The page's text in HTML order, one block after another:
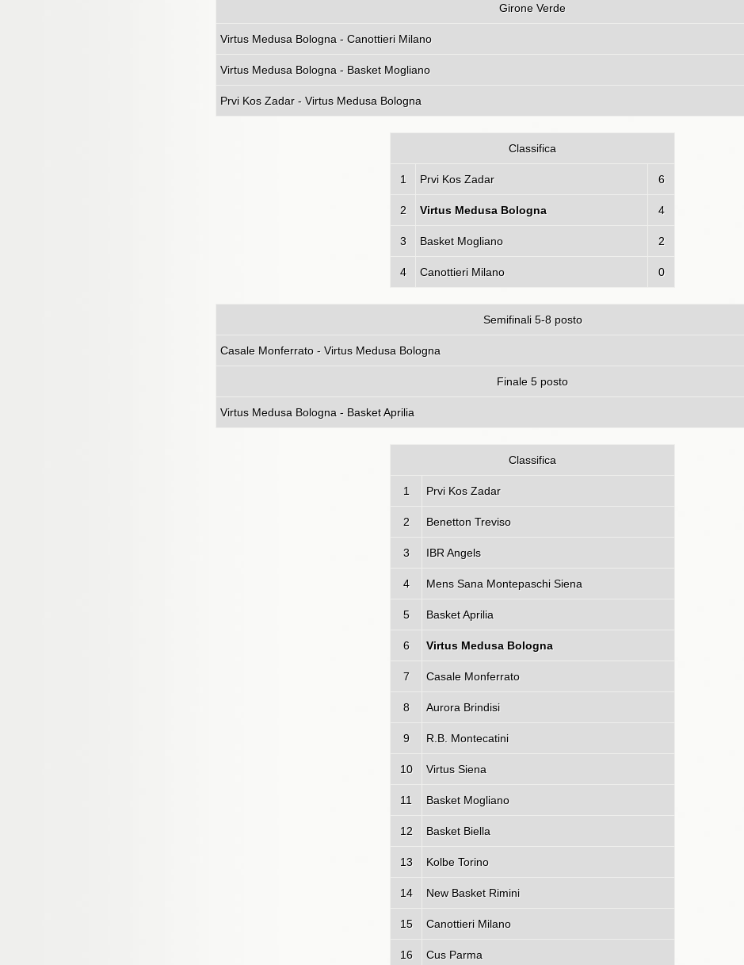
Girone Verde
Virtus Medusa Bologna - Canottieri
Virtus Medusa Bologna - Basket Mogliano
Prvi Kos Zadar - Virtus Medusa Bologna
Classifica
1 Prvi Kos Zadar 6
2 Virtus Medusa Bologna 4
3 Basket Mogliano 2
4 Canottieri Milano 0
Semifinali 5-8 posto
Casale Monferrato - Virtus Medusa
Finale 5 posto
Virtus Medusa Bologna - Basket Aprilia
Classifica
1 Prvi Kos Zadar
2 Benetton Treviso
3 IBR Angels
4 Mens Sana Montepaschi Siena
5 Basket Aprilia
6 Virtus Medusa Bologna
7 Casale Monferrato
8 Aurora Brindisi
9 R.B. Montecatini
10 Virtus Siena
11 Basket Mogliano
12 Basket Biella
13 Kolbe Torino
14 New Basket Rimini
15 Canottieri Milano
16 Cus Parma